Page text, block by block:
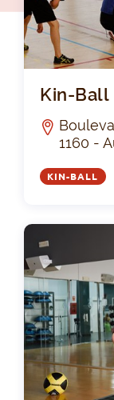
Kin-Ball
1160 -
KIN-BALL